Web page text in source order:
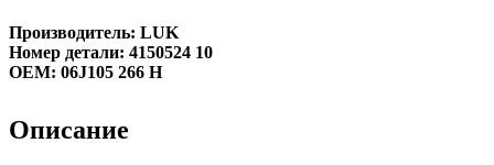
Производитель: LUK
Номер детали: 4150524 10
OEM: 06J105 266 H
Описание